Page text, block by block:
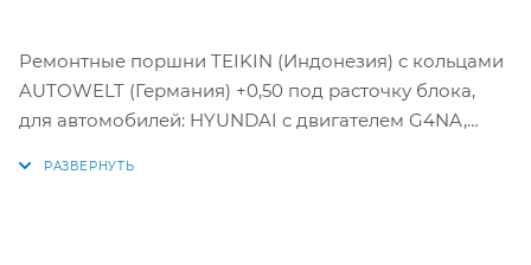
Ремонтные поршни TEIKIN (Индонезия) с кольцами
AUTOWELT (Германия) +0,50 под расточку блока,
для автомобилей: HYUNDAI с двигателем G4NA,